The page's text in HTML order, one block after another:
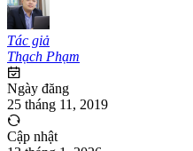
Tác giả
Thạch Phạm
Ngày đăng
25 tháng 11, 2019
Cập nhật